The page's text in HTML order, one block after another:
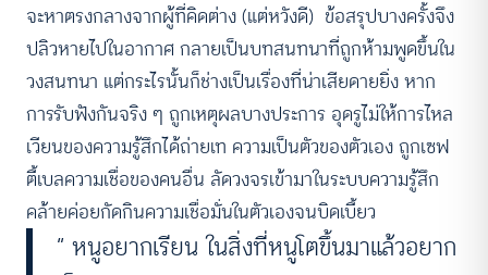
จะหาตรงกลางจากผู้ที่คิดต่าง (แต่หวังดี) ข้อสรุปบางครั้งจึง
ปลิวหายไปในอากาศ กลายเป็นบทสนทนาที่ถูกห้ามพูดขึ้นใน
วงสนทนา แต่กระไรนั้นก็ช่างเป็นเรื่องที่น่าเสียดายยิ่ง หาก
การรับฟังกันจริง ๆ ถูกเหตุผลบางประการ อุดรูไม่ให้การไหล
เวียนของความรู้สึกได้ถ่ายเท ความเป็นตัวของตัวเอง ถูกเซฟ
ตี้เบลความเชื่อของคนอื่น ลัดวงจรเข้ามาในระบบความรู้สึก
คล้ายค่อยกัดกินความเชื่อมั่นในตัวเองจนบิดเบี้ยว
“ หนูอยากเรียน ในสิ่งที่หนูโตขึ้นมาแล้วอยาก